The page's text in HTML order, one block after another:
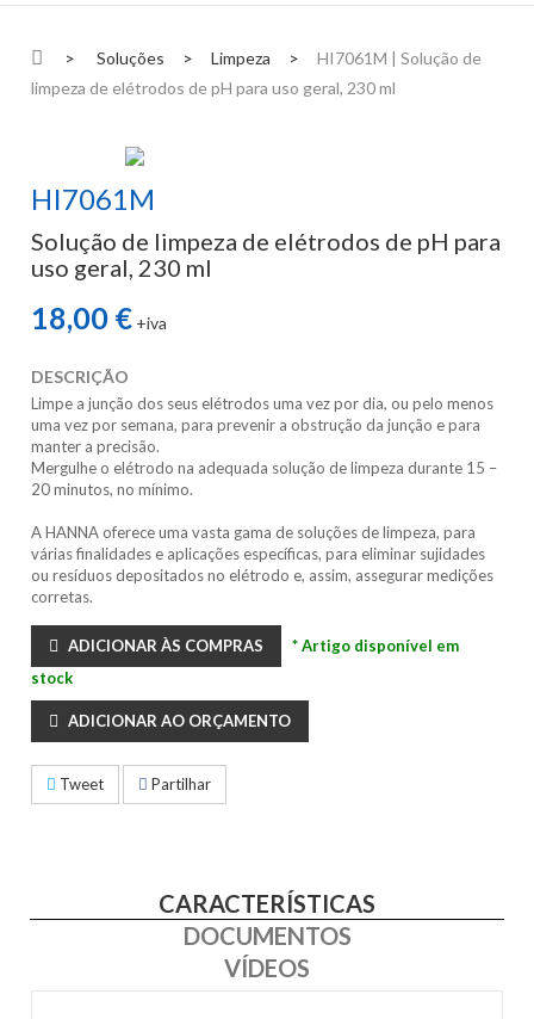
> Soluções > Limpeza >
HI7061M | Solução de
limpeza de elétrodos de pH para uso geral, 230 ml
HI7061M
Solução de limpeza de elétrodos de pH para
uso geral, 230 ml
18,00 € +iva
DESCRIÇÃO
Limpe a junção dos seus elétrodos uma vez por dia, ou pelo menos
uma vez por semana, para prevenir a obstrução da junção e para
manter a precisão.
Mergulhe o elétrodo na adequada solução de limpeza durante 15 –
20 minutos, no mínimo.
A HANNA oferece uma vasta gama de soluções de limpeza, para
várias finalidades e aplicações específicas, para eliminar sujidades
ou resíduos depositados no elétrodo e, assim, assegurar medições
corretas.
ADICIONAR ÀS COMPRAS
* Artigo disponível em
stock
ADICIONAR AO ORÇAMENTO
Tweet Partilhar
CARACTERÍSTICAS
DOCUMENTOS
VÍDEOS